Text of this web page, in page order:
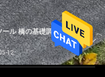
ル 橋の基礎調査メー
12